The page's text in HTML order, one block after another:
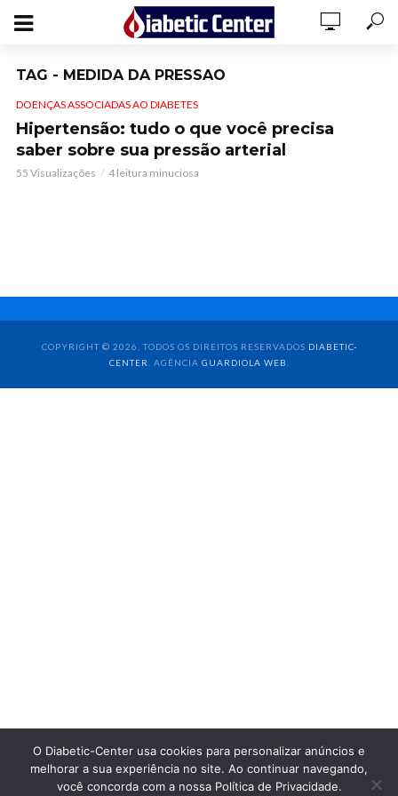
TAG - MEDIDA DA PRESSAO
DOENÇAS ASSOCIADAS AO DIABETES
Hipertensão: tudo o que você precisa
saber sobre sua pressão arterial
55 Visualizações 4 leitura minuciosa
COPYRIGHT © 2026. TODOS OS DIREITOS RESERVADOS DIABETIC-
CENTER
. AGÊNCIA GUARDIOLA WEB
O Diabetic-Center usa cookies para personalizar anúncios e
melhorar a sua experiência no site. Ao continuar navegando,
você concorda com a nossa Política de Privacidade.